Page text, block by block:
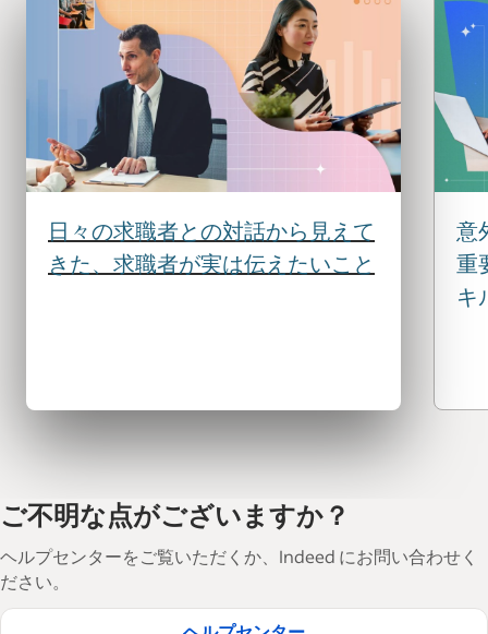
日々の求職者との対話から見えて
きた、求職者が実は伝えたいこと
意
重
キ
ご不明な点がございますか？
ヘルプセンターをご覧いただくか、Indeed にお問い合わせく
ださい。